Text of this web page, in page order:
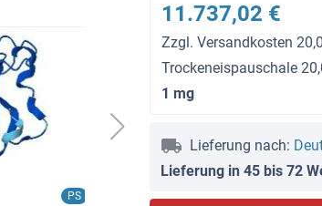
PS
11.737,02 €
Zzgl. Versandkosten
Trockeneispauschale
1 mg
Lieferung nach:
Lieferung in 45 bis 72